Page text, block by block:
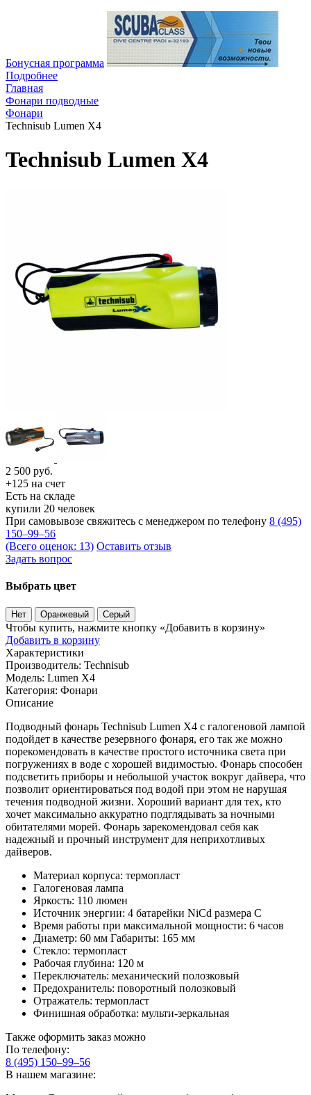
Бонусная программа
Подробнее
Главная
Фонари подводные
Фонари
Technisub Lumen X4
Technisub Lumen X4
2 500 руб.
+125 на счет
Есть на складе
купили 20 человек
При самовывозе свяжитесь с менеджером по телефону 8 (495)
150–99–56
(Всего оценок: 13) Оставить отзыв
Задать вопрос
Выбрать цвет
Нет Оранжевый Серый
Чтобы купить, нажмите кнопку «Добавить в корзину»
Добавить в корзину
Характеристики
Производитель: Technisub
Модель: Lumen X4
Категория: Фонари
Описание
Подводный фонарь Technisub Lumen X4 с галогеновой лампой
подойдет в качестве резервного фонаря, его так же можно
порекомендовать в качестве простого источника света при
погружениях в воде с хорошей видимостью. Фонарь способен
подсветить приборы и небольшой участок вокруг дайвера, что
позволит ориентироваться под водой при этом не нарушая
течения подводной жизни. Хороший вариант для тех, кто
хочет максимально аккуратно подглядывать за ночными
обитателями морей. Фонарь зарекомендовал себя как
надежный и прочный инструмент для неприхотливых
дайверов.
Материал корпуса: термопласт
Галогеновая лампа
Яркость: 110 люмен
Источник энергии: 4 батарейки NiCd размера С
Время работы при максимальной мощности: 6 часов
Диаметр: 60 мм Габариты: 165 мм
Стекло: термопласт
Рабочая глубина: 120 м
Переключатель: механический полозковый
Предохранитель: поворотный полозковый
Отражатель: термопласт
Финишная обработка: мульти-зеркальная
Также оформить заказ можно
По телефону:
8 (495) 150–99–56
В нашем магазине: